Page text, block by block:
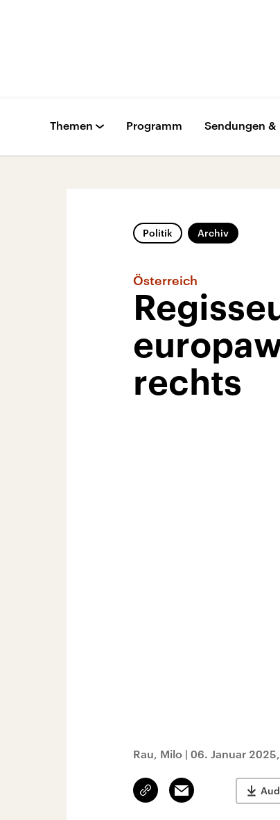
Themen Programm Sendungen &
Politik Archiv
Österreich
rechts
Rau, Milo | 06. Januar
Link
kopieren/teilen
Email